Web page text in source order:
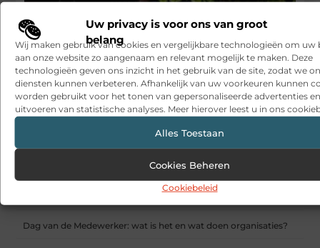
Uw privacy is voor ons van groot
belang
Wij maken gebruik van cookies en vergelijkbare technologieën om uw
aan onze website zo aangenaam en relevant mogelijk te maken. Deze
technologieën geven ons inzicht in het gebruik van de site, zodat we
diensten kunnen verbeteren. Afhankelijk van uw voorkeuren kunnen
worden gebruikt voor het tonen van gepersonaliseerde advertenties
uitvoeren van statistische analyses. Meer hierover leest u in ons
Alles Toestaan
Cookies Beheren
Cookiebeleid
Een professioneel schoonmaakbedrijf inhuren
RECENTE BERICHTEN
Snelle sfeerverbetering met accessoires die altijd passen
Een deur die open blijft zonder gedoe
Sitcon: Specialist in beveiligingsoplossingen en
Hoe contentmarketing evolueert in het tijdperk van AI-
Dag van de Medewerker: wat is het en wat doen organisaties?